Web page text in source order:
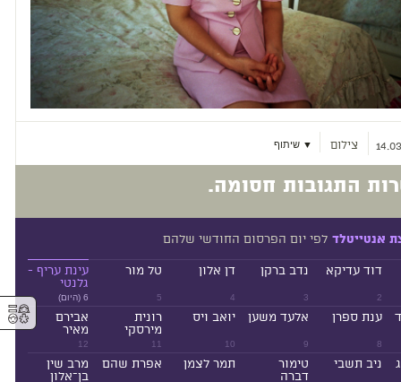
צילום ▼ שיתוף
התגובות חסומה.
אנטייטלד לפי יום הפרסום החודשי שלהם
2
דוד עדיקא
3
נדב ברקן
4
דן אלון
5
טל מור
6 (היום)
עינת עריף -
גלנטי
8
ענת ספרן
9
אלעד משען
10
יואב ויס
11
רונית
מירסקי
12
אבירם
מאיר
ניב תשבי
טימור
דברה
תמר לצמן אפרת שהם
מרב שין
בן־אלון
⚥︎